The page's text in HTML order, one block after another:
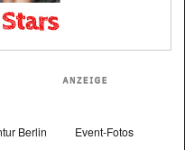
Berlin Event-Fotos